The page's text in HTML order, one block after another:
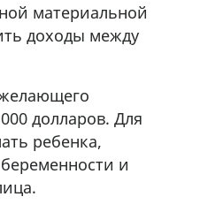
материальной
доходы между
долларов. Для
ребенка,
и